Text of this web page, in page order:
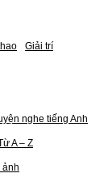
Giải trí
nghe tiếng Anh
A – Z